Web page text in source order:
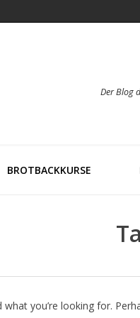
Der Blog
BROTBACKKURSE
what you’re looking for.